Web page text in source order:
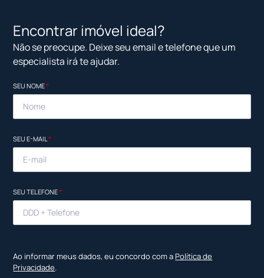
Encontrar imóvel ideal?
Não se preocupe. Deixe seu email e telefone que um
especialista irá te ajudar.
SEU NOME*
SEU E-MAIL*
SEU TELEFONE*
Ao informar meus dados, eu concordo com a Política de
Privacidade.